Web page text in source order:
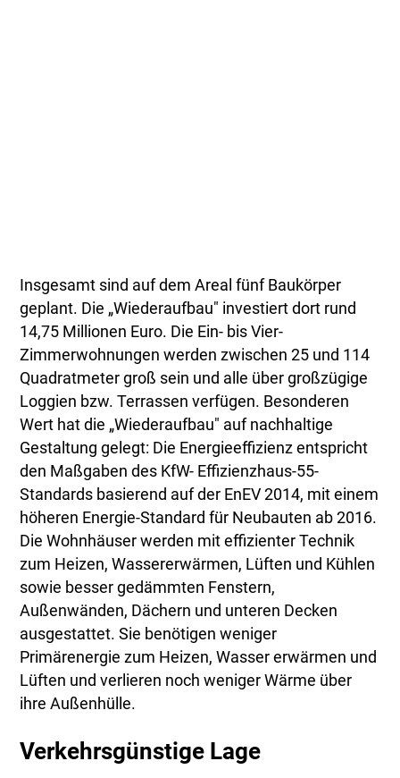
Insgesamt sind auf dem Areal fünf Baukörper
geplant. Die „Wiederaufbau" investiert dort rund
14,75 Millionen Euro. Die Ein- bis Vier-
Zimmerwohnungen werden zwischen 25 und 114
Quadratmeter groß sein und alle über großzügige
Loggien bzw. Terrassen verfügen. Besonderen
Wert hat die „Wiederaufbau" auf nachhaltige
Gestaltung gelegt: Die Energieeffizienz entspricht
den Maßgaben des KfW- Effizienzhaus-55-
Standards basierend auf der EnEV 2014, mit einem
höheren Energie-Standard für Neubauten ab 2016.
Die Wohnhäuser werden mit effizienter Technik
zum Heizen, Wassererwärmen, Lüften und Kühlen
sowie besser gedämmten Fenstern,
Außenwänden, Dächern und unteren Decken
ausgestattet. Sie benötigen weniger
Primärenergie zum Heizen, Wasser erwärmen und
Lüften und verlieren noch weniger Wärme über
ihre Außenhülle.
Verkehrsgünstige Lage